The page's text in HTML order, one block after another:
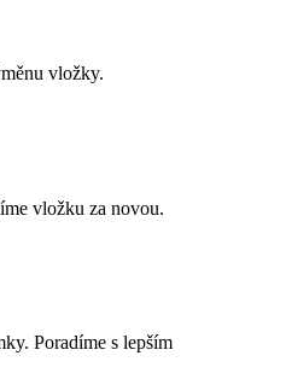
vložky.
vložku za novou.
Poradíme s lepším